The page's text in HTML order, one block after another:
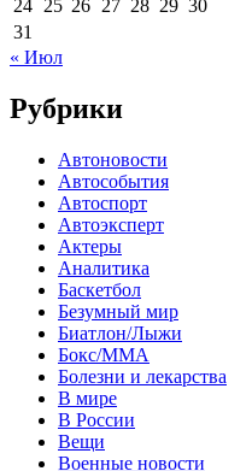
24 25 26 27 28 29 30
31
« Июл
Рубрики
Автоновости
Автособытия
Автоспорт
Автоэксперт
Актеры
Аналитика
Баскетбол
Безумный мир
Биатлон/Лыжи
Бокс/MMA
Болезни и лекарства
В мире
В России
Вещи
Военные новости